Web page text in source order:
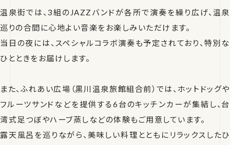
温泉街では、3組のJAZZバンドが各所で演奏を繰り広げ、温泉
巡りの合間に心地よい音楽をお楽しみいただけます。
当日の夜には、スペシャルコラボ演奏も予定されており、特別な
ひとときをお届けします。
また、ふれあい広場（黒川温泉旅館組合前）では、ホットドッグや
フルーツサンドなどを提供する6台のキッチンカーが集結し、台
湾式足つぼやハーブ蒸しなどの体験もご用意しています。
露天風呂を巡りながら、美味しい料理とともにリラックスしたひ